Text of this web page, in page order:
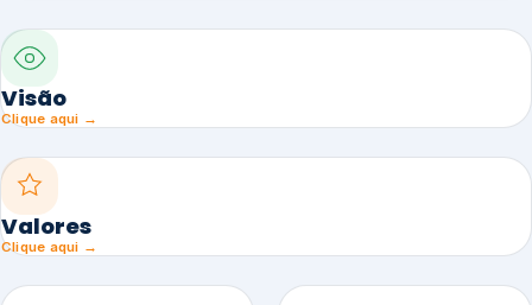
Visão
Clique aqui →
Valores
Clique aqui →